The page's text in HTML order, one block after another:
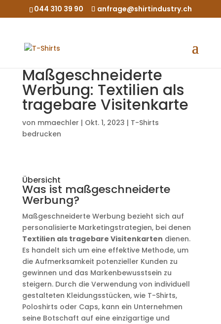
044 310 39 90 anfrage@shirtindustry.ch
Maßgeschneiderte
Werbung: Textilien als
tragebare Visitenkarte
von mmaechler | Okt. 1, 2023 | T-Shirts
bedrucken
Übersicht
Was ist maßgeschneiderte
Werbung?
Maßgeschneiderte Werbung bezieht sich auf
personalisierte Marketingstrategien, bei denen
Textilien als tragebare Visitenkarten dienen.
Es handelt sich um eine effektive Methode, um
die Aufmerksamkeit potenzieller Kunden zu
gewinnen und das Markenbewusstsein zu
steigern. Durch die Verwendung von individuell
gestalteten Kleidungsstücken, wie T-Shirts,
Poloshirts oder Caps, kann ein Unternehmen
seine Botschaft auf eine einzigartige und